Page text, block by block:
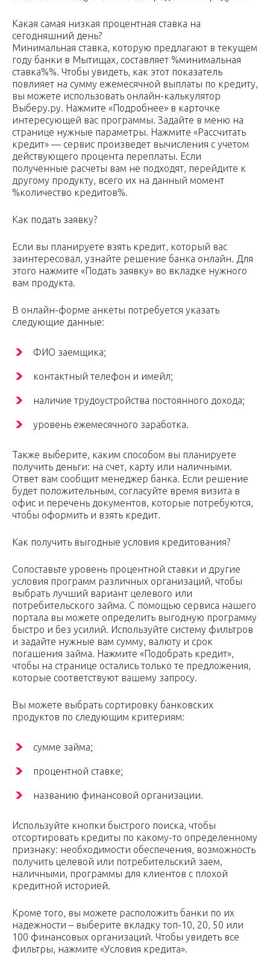
Какая самая низкая процентная ставка на
сегодняшний день?
Минимальная ставка, которую предлагают в текущем
году банки в Мытищах, составляет %минимальная
ставка%%. Чтобы увидеть, как этот показатель
повлияет на сумму ежемесячной выплаты по кредиту,
вы можете использовать онлайн-калькулятор
Выберу.ру. Нажмите «Подробнее» в карточке
интересующей вас программы. Задайте в меню на
странице нужные параметры. Нажмите «Рассчитать
кредит» — сервис произведет вычисления с учетом
действующего процента переплаты. Если
полученные расчеты вам не подходят, перейдите к
другому продукту, всего их на данный момент
%количество кредитов%.
Как подать заявку?
Если вы планируете взять кредит, который вас
заинтересовал, узнайте решение банка онлайн. Для
этого нажмите «Подать заявку» во вкладке нужного
вам продукта.
В онлайн-форме анкеты потребуется указать
следующие данные:
ФИО заемщика;
контактный телефон и имейл;
наличие трудоустройства постоянного дохода;
уровень ежемесячного заработка.
Также выберите, каким способом вы планируете
получить деньги: на счет, карту или наличными.
Ответ вам сообщит менеджер банка. Если решение
будет положительным, согласуйте время визита в
офис и перечень документов, которые потребуются,
чтобы оформить и взять кредит.
Как получить выгодные условия кредитования?
Сопоставьте уровень процентной ставки и другие
условия программ различных организаций, чтобы
выбрать лучший вариант целевого или
потребительского займа. С помощью сервиса нашего
портала вы можете определить выгодную программу
быстро и без усилий. Используйте систему фильтров
и задайте нужные вам сумму, валюту и срок
погашения займа. Нажмите «Подобрать кредит»,
чтобы на странице остались только те предложения,
которые соответствуют вашему запросу.
Вы можете выбрать сортировку банковских
продуктов по следующим критериям:
сумме займа;
процентной ставке;
названию финансовой организации.
Используйте кнопки быстрого поиска, чтобы
отсортировать кредиты по какому-то определенному
признаку: необходимости обеспечения, возможность
получить целевой или потребительский заем,
наличными, программы для клиентов с плохой
кредитной историей.
Кроме того, вы можете расположить банки по их
надежности – выберите вкладку топ-10, 20, 50 или
100 финансовых организаций. Чтобы увидеть все
фильтры, нажмите «Условия кредита».